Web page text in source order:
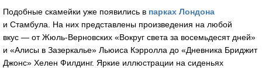
Подобные скамейки уже появились в парках Лондона
и Стамбула. На них представлены произведения на любой
вкус — от Жюль-Верновских «Вокруг света за восемьдесят дней»
и «Алисы в Зазеркалье» Льюиса Кэрролла до «Дневника Бриджит
Джонс» Хелен Филдинг. Яркие иллюстрации на сиденьях